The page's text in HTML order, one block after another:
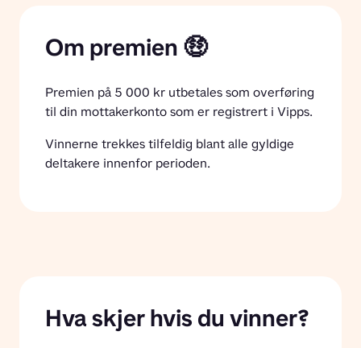
Om premien 🤑
Premien på 5 000 kr utbetales som overføring
til din mottakerkonto som er registrert i Vipps.
Vinnerne trekkes tilfeldig blant alle gyldige
deltakere innenfor perioden.
Hva skjer hvis du vinner?